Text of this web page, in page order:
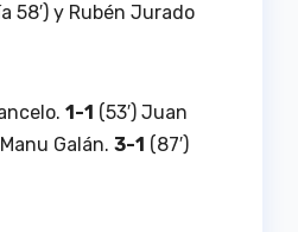
58′) y Rubén Jurado
1-1 (53′) Juan
Manu Galán. 3-1 (87′)